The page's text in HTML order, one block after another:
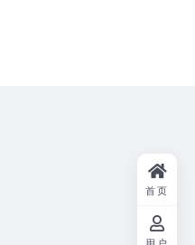
首页